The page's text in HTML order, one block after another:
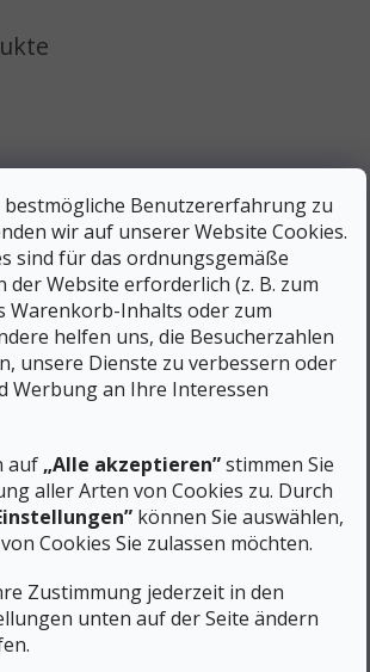
bestmögliche Benutzererfahrung zu
wir auf unserer Website Cookies.
sind für das ordnungsgemäße
der Website erforderlich (z. B. zum
Warenkorb-Inhalts oder zum
helfen uns, die Besucherzahlen
unsere Dienste zu verbessern oder
Werbung an Ihre Interessen
auf „Alle akzeptieren”stimmen Sie
aller Arten von Cookies zu. Durch
können Sie auswählen,
Cookies Sie zulassen möchten.
Zustimmung jederzeit in den
unten auf der Seite ändern
WIREGATE CARABINER 2 Stück
Auf Lager
DETAIL
Drahtverriegelung.NICHT ZUM KLETTERN!